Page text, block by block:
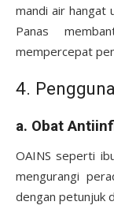
mandi air hangat
Panas
mempercepat
4.
a. Obat
OAINS seperti
mengurangi
dengan petunjuk